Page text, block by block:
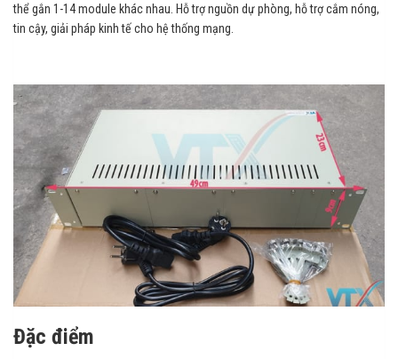
thể gắn 1-14 module khác nhau. Hỗ trợ nguồn dự phòng, hỗ trợ cắm nóng,
tin cậy, giải pháp kinh tế cho hệ thống mạng.
Đặc điểm